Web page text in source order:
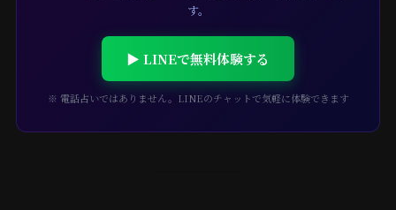
す。
▶ LINEで無料体験する
※ 電話占いではありません。LINEのチャットで気軽に体験できます